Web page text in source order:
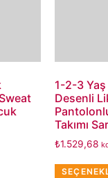
1-2-3
Desenli
Takımı
₺1.529,68